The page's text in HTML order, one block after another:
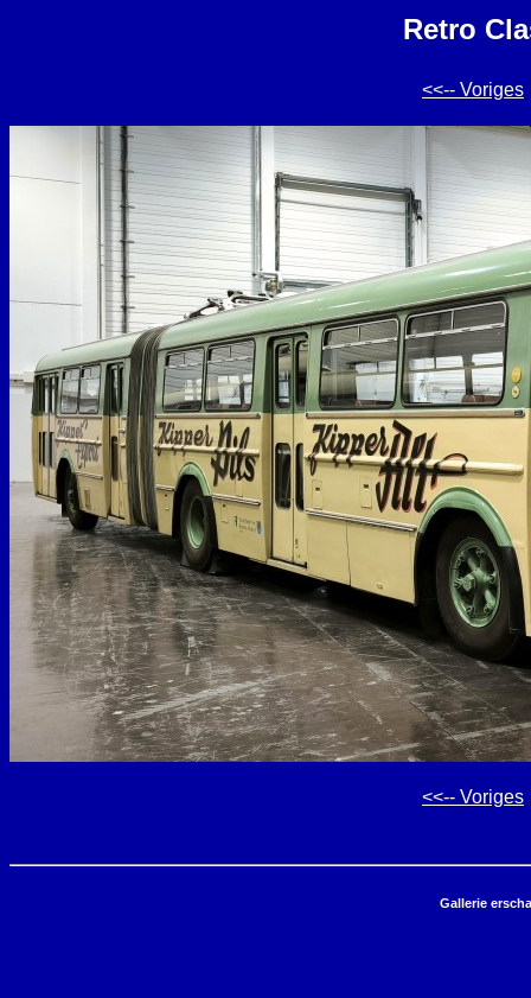
Retro
<<-- Voriges
<<-- Voriges
Gallerie